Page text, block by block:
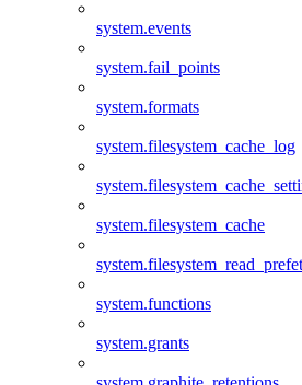
system.events
system.fail_points
system.formats
system.filesystem_cache_log
system.filesystem_cache
system.functions
system.grants